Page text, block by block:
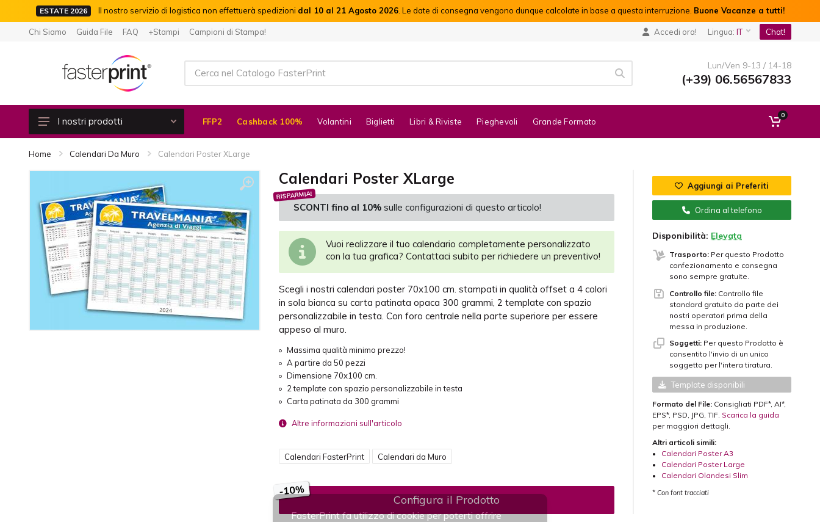
FasterPrint fa utilizzo di cookie per poterti offrire
ESTATE 2026 Il nostro servizio di logistica non effettuerà spedizioni dal 10 al 21 Agosto 2026. Le date di consegna vengono dunque calcolate in base a questa interruzione. Buone Vacanze a tutti!
Chi Siamo Guida File FAQ +Stampi Campioni di Stampa! Accedi ora! Lingua: IT Chat!
Lun/Ven 9-13 / 14-18
(+39) 06.56567833
Cashback 100%
Piccolo Formato
Moduli Continui e Autoricalcanti
Libri e Riviste
Grande Formato
Etichette Adesive
Manifesti e Espositori
I nostri prodotti FFP2 Cashback 100% Volantini Biglietti Libri & Riviste Pieghevoli Grande Formato
0
Home Calendari Da Muro Calendari Poster XLarge
Calendari Poster XLarge
RISPARMIA!
SCONTI fino al 10% sulle configurazioni di questo articolo!
Vuoi realizzare il tuo calendario completamente personalizzato
con la tua grafica? Contattaci subito per richiedere un preventivo!
Scegli i nostri calendari poster 70x100 cm. stampati in qualità offset a 4 colori
in sola bianca su carta patinata opaca 300 grammi, 2 template con spazio
personalizzabile in testa. Con foro centrale nella parte superiore per essere
appeso al muro.
Massima qualità minimo prezzo!
A partire da 50 pezzi
Dimensione 70x100 cm.
2 template con spazio personalizzabile in testa
Carta patinata da 300 grammi
Altre informazioni sull'articolo
Aggiungi ai Preferiti
Ordina al telefono
Disponibilità: Elevata
Trasporto: Per questo Prodotto
confezionamento e consegna
sono sempre gratuite.
Controllo file: Controllo file
standard gratuito da parte dei
nostri operatori prima della
messa in produzione.
Soggetti: Per questo Prodotto è
consentito l'invio di un unico
soggetto per l'intera tiratura.
Template disponibili
Formato del File: Consigliati PDF*, AI*,
EPS*, PSD, JPG, TIF. Scarica la guida
per maggiori dettagli.
Altri articoli simili:
• Calendari Poster A3
• Calendari Poster Large
• Calendari Olandesi Slim
* Con font tracciati
Calendari FasterPrint Calendari da Muro
-10%
Configura il Prodotto